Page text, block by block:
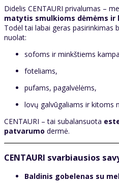
Didelis CENTAURI privalumas –
matytis smulkioms dėmėms ir
Todėl tai labai geras pasirinkimas
nuolat:
sofoms ir minkštiems
foteliams,
pufams, pagalvėlėms,
lovų galvūgaliams ir kitoms
CENTAURI – tai subalansuota
patvarumo dermė.
CENTAURI svarbiausios
Baldinis gobelenas su